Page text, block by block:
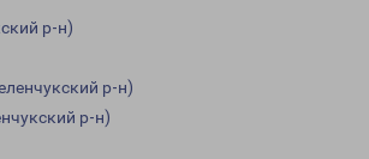
р-н)
р-н)
р-н)